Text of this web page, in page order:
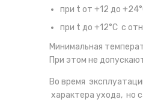
при t от +12 до
при t до +12°С с
Минимальная
При этом не
Во время
характера ухода, но